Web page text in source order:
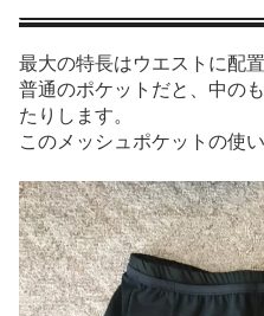
最大の特長はウエストに配
普通のポケットだと、中の
たりします。
このメッシュポケットの使